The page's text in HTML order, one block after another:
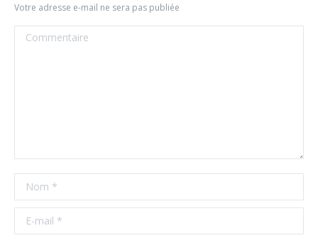
Votre adresse e-mail ne sera pas publiée
Commentaire
Nom *
E-mail *